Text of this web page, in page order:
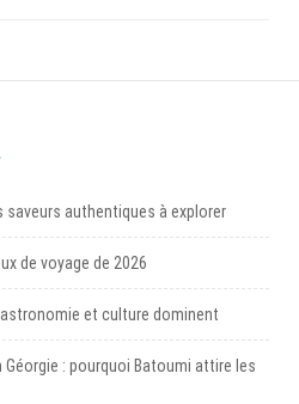
authentiques à explorer
de voyage de 2026
et culture dominent
: pourquoi Batoumi attire les